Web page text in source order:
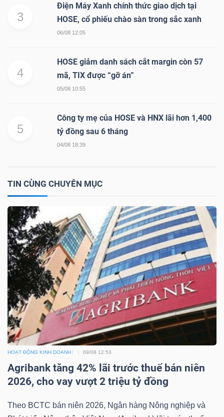
3
Điện Máy Xanh chính thức giao dịch tại
HOSE, cổ phiếu chào sàn trong sắc xanh
06/08 12:05
4
HOSE giảm danh sách cắt margin còn 57
mã, TIX được “gỡ án”
05/08 10:55
5
Công ty mẹ của HOSE và HNX lãi hơn 1,400
tỷ đồng sau 6 tháng
04/08 18:39
TIN CÙNG CHUYÊN MỤC
HOẠT ĐỘNG KINH DOANH 09/08 12:53
Agribank tăng 42% lãi trước thuế bán niên
2026, cho vay vượt 2 triệu tỷ đồng
Theo BCTC bán niên 2026, Ngân hàng Nông nghiệp và
(-)
NĂNG
VẬT
LIỆU
CÔNG
NGHIỆP
TIÊU
DÙNG
THIẾT